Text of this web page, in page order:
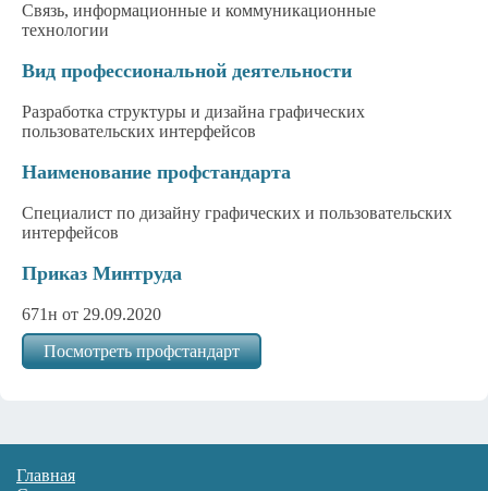
Связь, информационные и коммуникационные
технологии
Вид профессиональной деятельности
Разработка структуры и дизайна графических
пользовательских интерфейсов
Наименование профстандарта
Специалист по дизайну графических и пользовательских
интерфейсов
Приказ Минтруда
671н от 29.09.2020
Посмотреть профстандарт
Главная